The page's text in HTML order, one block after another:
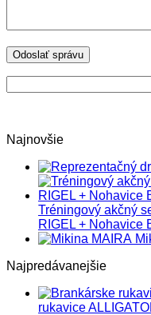
Najnovšie
Tréningový akčný
RIGEL + Nohavice
Najpredávanejšie
rukavice